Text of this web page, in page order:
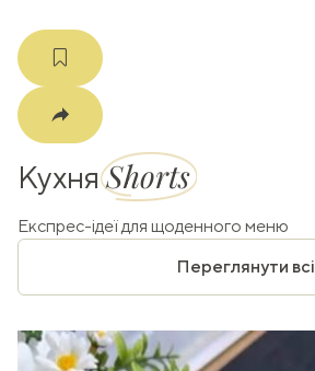
КухняShorts
Експрес-ідеї для щоденного меню
Переглянути всі